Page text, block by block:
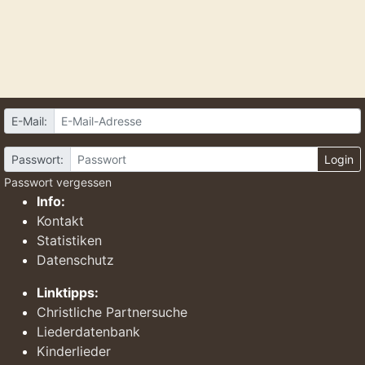
E-Mail:
Passwort:
Login
Passwort vergessen
Info:
Kontakt
Statistiken
Datenschutz
Linktipps:
Christliche Partnersuche
Liederdatenbank
Kinderlieder